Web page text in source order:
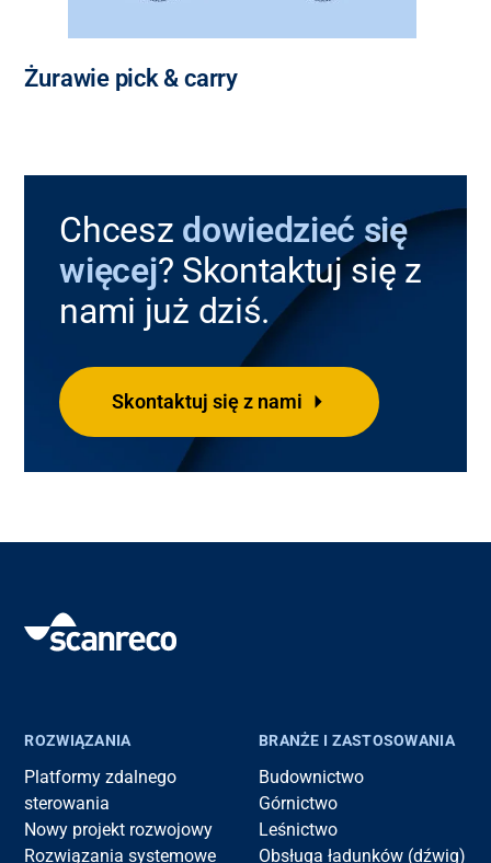
Żurawie pick & carry
Chcesz dowiedzieć się
więcej? Skontaktuj się z
nami już dziś.
Skontaktuj się z nami
ROZWIĄZANIA
Platformy zdalnego
sterowania
Nowy projekt rozwojowy
Rozwiązania systemowe
BRANŻE I ZASTOSOWANIA
Budownictwo
Górnictwo
Leśnictwo
Obsługa ładunków (dźwig)